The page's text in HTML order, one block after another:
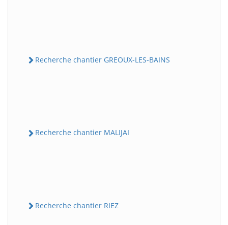
Recherche chantier GREOUX-LES-BAINS
Recherche chantier MALIJAI
Recherche chantier RIEZ